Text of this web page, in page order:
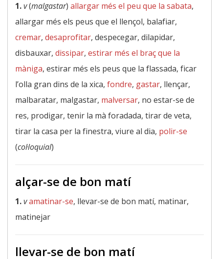
1.v(malgastar) allargar més el peu que la sabata,
allargar més els peus que el llençol, balafiar,
cremar, desaprofitar, despecegar, dilapidar,
disbauxar, dissipar, estirar més el braç que la
màniga, estirar més els peus que la flassada, ficar
l’olla gran dins de la xica, fondre, gastar, llençar,
malbaratar, malgastar, malversar, no estar-se de
res, prodigar, tenir la mà foradada, tirar de veta,
tirar la casa per la finestra, viure al dia, polir-se
(col·loquial)
alçar-se de bon matí
1.vamatinar-se, llevar-se de bon matí, matinar,
matinejar
llevar-se de bon matí